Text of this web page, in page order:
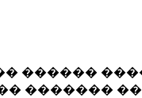
������
�������